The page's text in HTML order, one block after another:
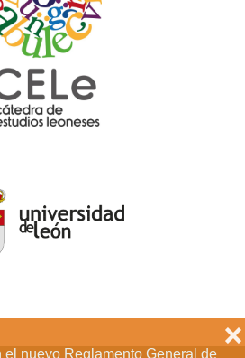
el nuevo Reglamento General de
❌